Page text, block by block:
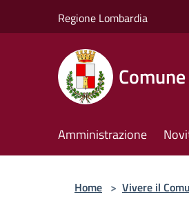
Regione Lombardia
Amministrazione
Home > Vivere il